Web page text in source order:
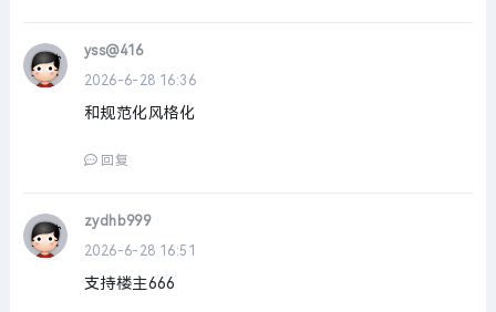
yss@416
2026-6-28 16:36
和规范化风格化
回复
zydhb999
2026-6-28 16:51
支持楼主666